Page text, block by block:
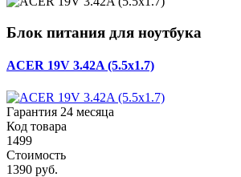
Блок питания для ноутбука
ACER 19V 3.42A (5.5x1.7)
Гарантия 24 месяца
Код товара
1499
Стоимость
1390 руб.